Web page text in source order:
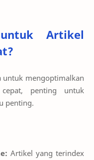
Artikel
untuk mengoptimalkan
penting untuk
penting.
Artikel yang terindex